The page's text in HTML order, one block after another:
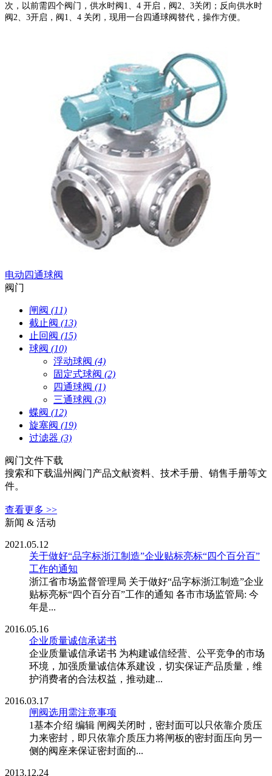
次，以前需四个阀门，供水时阀1、4 开启，阀2、3关闭；反向供水时
阀2、3开启，阀1、4 关闭，现用一台四通球阀替代，操作方便。
电动四通球阀
阀门
闸阀 (11)
截止阀 (13)
止回阀 (15)
球阀 (10)
浮动球阀 (4)
固定式球阀 (2)
四通球阀 (1)
三通球阀 (3)
蝶阀 (12)
旋塞阀 (19)
过滤器 (3)
阀门文件下载
搜索和下载温州阀门产品文献资料、技术手册、销售手册等文
件。
查看更多 >>
新闻 & 活动
2021.05.12
关于做好“品字标浙江制造”企业贴标亮标“四个百分百”
工作的通知
浙江省市场监督管理局 关于做好“品字标浙江制造”企业
贴标亮标“四个百分百”工作的通知 各市市场监管局: 今
年是...
2016.05.16
企业质量诚信承诺书
企业质量诚信承诺书 为构建诚信经营、公平竞争的市场
环境，加强质量诚信体系建设，切实保证产品质量，维
护消费者的合法权益，推动建...
2016.03.17
闸阀选用需注意事项
1基本介绍 编辑 闸阀关闭时，密封面可以只依靠介质压
力来密封，即只依靠介质压力将闸板的密封面压向另一
侧的阀座来保证密封面的...
2013.12.24